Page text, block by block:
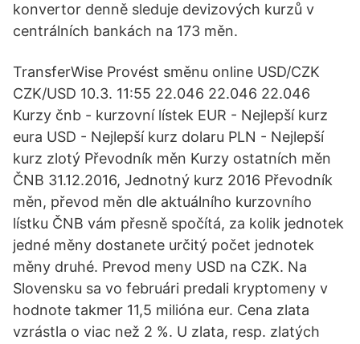
konvertor denně sleduje devizových kurzů v
centrálních bankách na 173 měn.
TransferWise Provést směnu online USD/CZK
CZK/USD 10.3. 11:55 22.046 22.046 22.046
Kurzy čnb - kurzovní lístek EUR - Nejlepší kurz
eura USD - Nejlepší kurz dolaru PLN - Nejlepší
kurz zlotý Převodník měn Kurzy ostatních měn
ČNB 31.12.2016, Jednotný kurz 2016 Převodník
měn, převod měn dle aktuálního kurzovního
lístku ČNB vám přesně spočítá, za kolik jednotek
jedné měny dostanete určitý počet jednotek
měny druhé. Prevod meny USD na CZK. Na
Slovensku sa vo februári predali kryptomeny v
hodnote takmer 11,5 milióna eur. Cena zlata
vzrástla o viac než 2 %. U zlata, resp. zlatých